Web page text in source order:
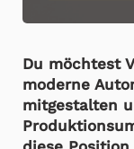
Du möchtest
moderne
mitgestalten